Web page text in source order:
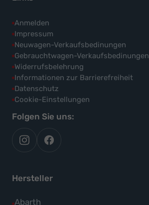
Anmelden
Impressum
Neuwagen-Verkaufsbedinungen
Gebrauchtwagen-Verkaufsbedinungen
Widerrufsbelehrung
Informationen zur Barrierefreiheit
Datenschutz
Cookie-Einstellungen
Folgen Sie uns:
autoflex
auf
autoflex24
auf
Hersteller
Abarth
Alle